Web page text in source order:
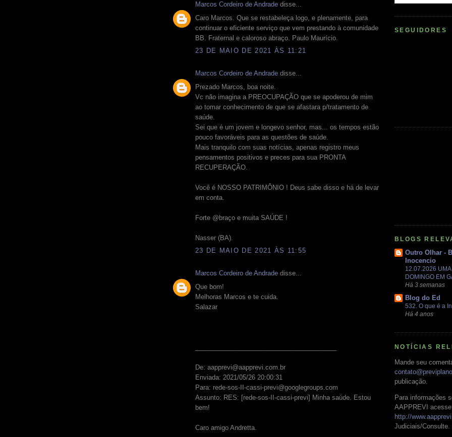
Marcos Cordeiro de Andrade disse...
Caro Marcos. Que se restabeleça logo, e plenamente, para
continuar o eficiente serviço que vem prestando à comunidade
BB. Fraternal e caloroso abraço. Paulo Maurício.
23 DE MAIO DE 2021 ÀS 11:21
Marcos Cordeiro de Andrade disse...
Prezado Marcos, boa noite.
Vc não imagina a PREOCUPAÇÃO que se apoderou de mim
ao tomar conhecimento de que se afastara p/tratamento de
saúde.
Sei que é um jovem e longevo senhor, mas... os tempos estão
pouco favoráveis para as questões de saúde.
Mais tranquilo com suas notícias, apenas registro meus
pensamentos positivos e preces para sua PRONTA
RECUPERAÇÃO.
Você é NOSSO PATRIMÔNIO ! Deus sabe disso e há de levar
em conta.
Forte @braço e muita SAÚDE !
Nasser (BA).
23 DE MAIO DE 2021 ÀS 11:55
Marcos Cordeiro de Andrade disse...
Que bom!
Melhoras Marcos e te cuida.
Salazar
De: aapprevi@aapprevi.com.br
Enviada: 2021/05/26 20:00:31
Para: rede-sos-II-cassi-previ@googlegroups.com
Assunto: RES: [rede-sos-II-cassi-previ] Minha saúde. Estou
bem!
Caro amigo Andretta.
SEGUIDORES
BLOGS
Outro Olhar -
Inocencio
12.07.2026
DOMINGO EM
Há 3 semanas
Blog do Ed
532. O que é a
Há 4 anos
NOTÍCIAS
Mande seu
publicação.
Para informações
AAPPREVI
http://
Judiciais/Consulte.